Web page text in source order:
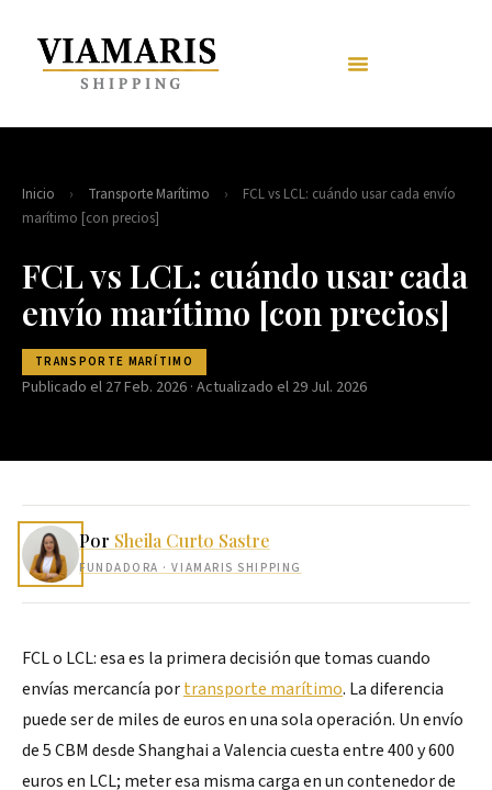
Inicio › Transporte Marítimo ›
FCL vs LCL: cuándo usar cada envío
marítimo [con precios]
FCL vs LCL: cuándo usar cada
envío marítimo [con precios]
TRANSPORTE MARÍTIMO
Publicado el 27 Feb. 2026 · Actualizado el 29 Jul. 2026
Por Sheila Curto Sastre
FUNDADORA · VIAMARIS SHIPPING
FCL o LCL: esa es la primera decisión que tomas cuando
envías mercancía portransporte marítimo. La diferencia
puede ser de miles de euros en una sola operación. Un envío
de 5 CBM desde Shanghai a Valencia cuesta entre 400 y 600
euros en LCL; meter esa misma carga en un contenedor de